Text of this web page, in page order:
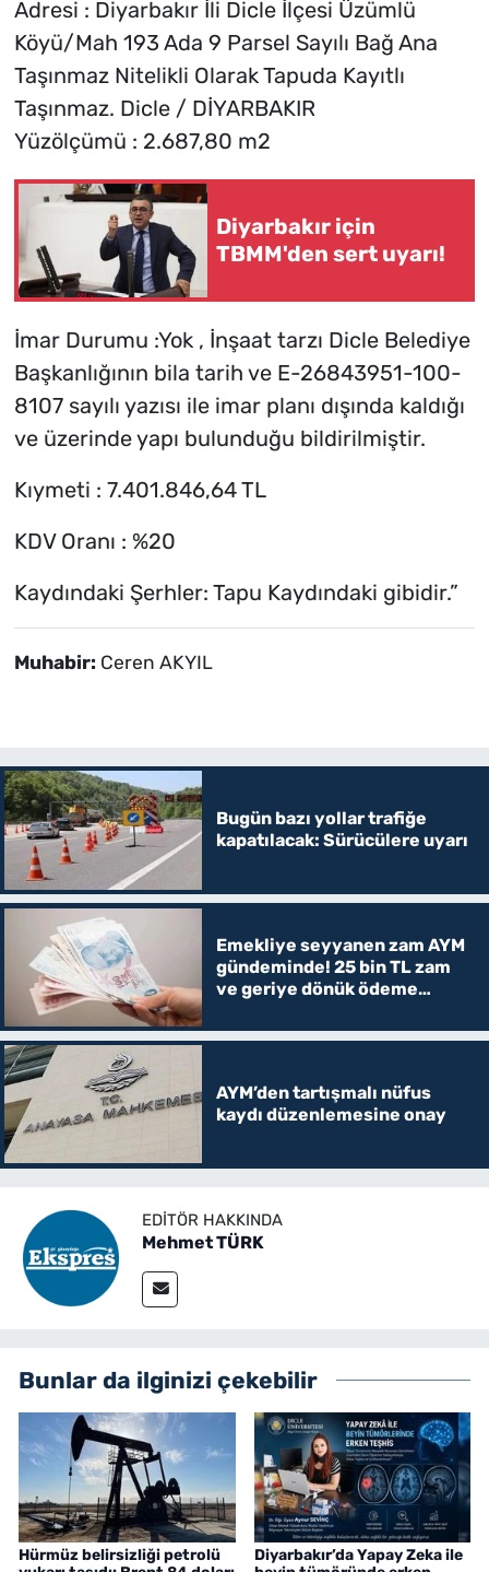
Adresi : Diyarbakır İli Dicle İlçesi Üzümlü
Köyü/Mah 193 Ada 9 Parsel Sayılı Bağ Ana
Taşınmaz Nitelikli Olarak Tapuda Kayıtlı
Taşınmaz. Dicle / DİYARBAKIR
Yüzölçümü : 2.687,80 m2
Diyarbakır için
TBMM'den sert uyarı!
İmar Durumu :Yok , İnşaat tarzı Dicle Belediye
Başkanlığının bila tarih ve E-26843951-100-
8107 sayılı yazısı ile imar planı dışında kaldığı
ve üzerinde yapı bulunduğu bildirilmiştir.
Kıymeti : 7.401.846,64 TL
KDV Oranı : %20
Kaydındaki Şerhler: Tapu Kaydındaki gibidir.”
Muhabir: Ceren AKYIL
Bugün bazı yollar trafiğe
kapatılacak: Sürücülere uyarı
Emekliye seyyanen zam AYM
gündeminde! 25 bin TL zam
ve geriye dönük ödeme
AYM’den tartışmalı nüfus
kaydı düzenlemesine onay
EDITÖR HAKKINDA
Mehmet TÜRK
Bunlar da ilginizi çekebilir
Hürmüz belirsizliği petrolü
Diyarbakır’da Yapay Zeka ile